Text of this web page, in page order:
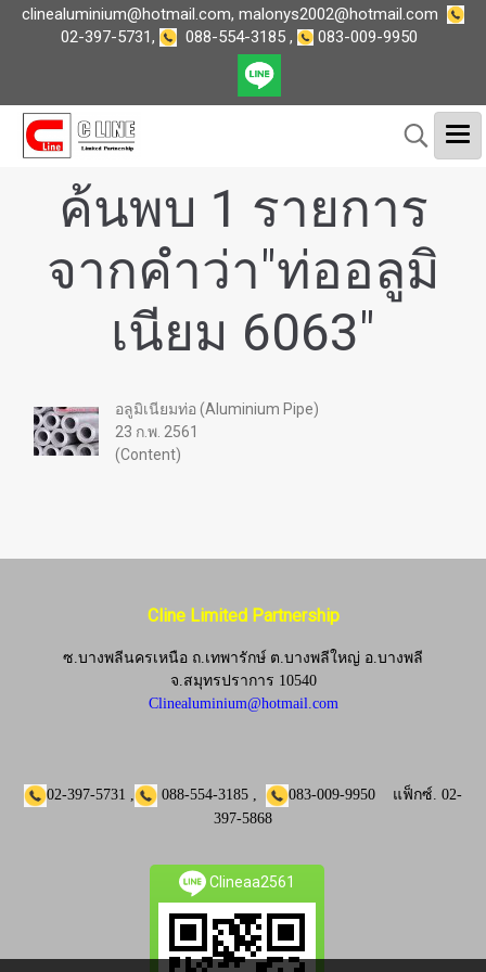
clinealuminium@hotmail.com, malonys2002@hotmail.com
02-397-5731, 088-554-3185, 083-009-9950
ค้นพบ 1 รายการ
จากคำว่า"ท่ออลูมิ
เนียม 6063"
อลูมิเนียมท่อ (Aluminium Pipe)
23 ก.พ. 2561
(Content)
Cline Limited Partnership
ซ.บางพลีนครเหนือ ถ.เทพารักษ์ ต.บางพลีใหญ่ อ.บางพลี
จ.สมุทรปราการ 10540
Clinealuminium@hotmail.com
02-397-5731 , 088-554-3185 , 083-009-9950 แฟ็กซ์. 02-
397-5868
Clineaa2561